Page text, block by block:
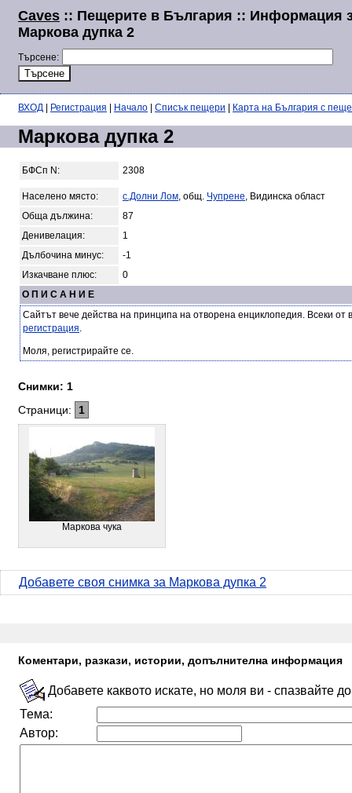
Caves :: Пещерите в България :: Информация
Маркова дупка 2
Търсене:
ВХОД Регистрация Начало Списък пещери Карта на България с
Маркова дупка 2
БФСп N: 2308
Населено място: с.Долни Лом, общ. Чупрене, Видинска област
Обща дължина:
87
Денивелация:
1
Дълбочина минус:
-1
Изкачване плюс:
0
О П И С А Н И Е
Сайтът вече действа на принципа на отворена енциклопедия. Всеки
регистрация.
Моля, регистрирайте се.
Снимки: 1
Страници:
1
Маркова чука
Добавете своя снимка за Маркова дупка 2
Коментари, разкази, истории, допълнителна информация
Добавете каквото искате, но моля ви - спазвайте
Тема:
Автор: